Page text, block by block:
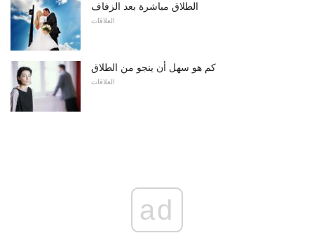
الطلاق مباشرة بعد الزفاف
العلاقات
كم هو سهل أن ينجو من الطلاق
العلاقات
ad